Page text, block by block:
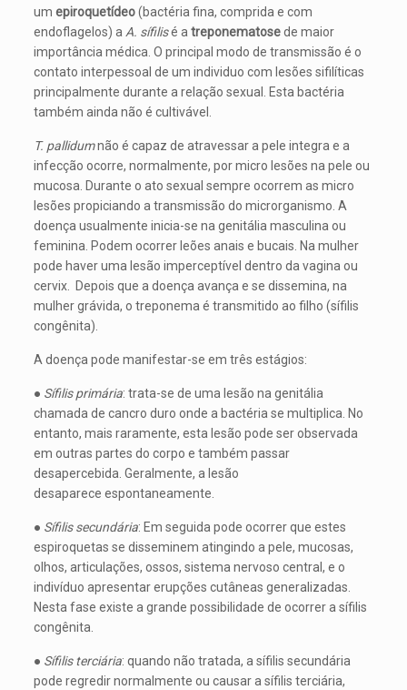
umepiroquetídeo(bactéria fina, comprida e com
endoflagelos) a A. sífilisé atreponematosede maior
importância médica. O principal modo de transmissão é o
contato interpessoal de um individuo com lesões sifilíticas
principalmente durante a relação sexual. Esta bactéria
também ainda não é cultivável.
T. pallidumnão é capaz de atravessar a pele integra e a
infecção ocorre, normalmente, por micro lesões na pele ou
mucosa. Durante o ato sexual sempre ocorrem as micro
lesões propiciando a transmissão do microrganismo. A
doença usualmente inicia-se na genitália masculina ou
feminina. Podem ocorrer leões anais e bucais. Na mulher
pode haver uma lesão imperceptível dentro da vagina ou
cervix. Depois que a doença avança e se dissemina, na
mulher grávida, o treponema é transmitido ao filho (sífilis
congênita).
A doença pode manifestar-se em três estágios:
● Sífilis primária: trata-se de uma lesão na genitália
chamada de cancro duro onde a bactéria se multiplica. No
entanto, mais raramente, esta lesão pode ser observada
em outras partes do corpo e também passar
desapercebida. Geralmente, a lesão
desaparece espontaneamente.
● Sífilis secundária: Em seguida pode ocorrer que estes
espiroquetas se disseminem atingindo a pele, mucosas,
olhos, articulações, ossos, sistema nervoso central, e o
indivíduo apresentar erupções cutâneas generalizadas.
Nesta fase existe a grande possibilidade de ocorrer a sífilis
congênita.
● Sífilis terciária: quando não tratada, a sífilis secundária
pode regredir normalmente ou causar a sífilis terciária,